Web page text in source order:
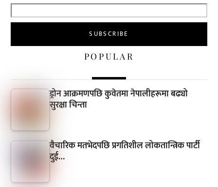
POPULAR
ड्रोन आक्रमणपछि कुवेतमा नेपालीहरूमा बढ्यो
सुरक्षा चिन्ता
वैचारिक मतभेदपछि प्रगतिशील लोकतान्त्रिक पार्टी
दुई…